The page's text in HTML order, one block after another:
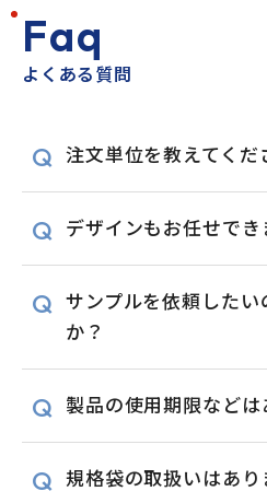
よくある質問
Faq
注文単位を教えてくだ
デザインもお任せでき
サンプルを依頼した
か？
製品の使用期限などは
規格袋の取扱いはあり